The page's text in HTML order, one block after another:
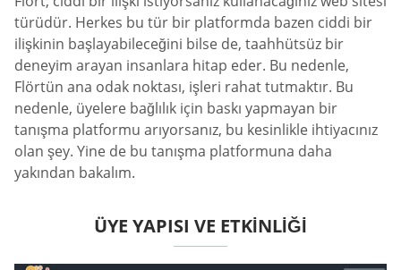
türüdür. Herkes bu tür bir platformda bazen ciddi bir
ilişkinin başlayabileceğini bilse de, taahhütsüz bir
deneyim arayan insanlara hitap eder. Bu nedenle,
Flörtün ana odak noktası, işleri rahat tutmaktır. Bu
nedenle, üyelere bağlılık için baskı yapmayan bir
tanışma platformu arıyorsanız, bu kesinlikle ihtiyacınız
olan şey. Yine de bu tanışma platformuna daha
yakından bakalım.
ÜYE YAPISI VE ETKINLIĞI